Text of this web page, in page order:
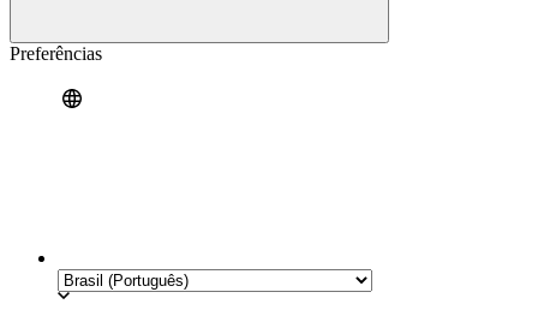
Preferências